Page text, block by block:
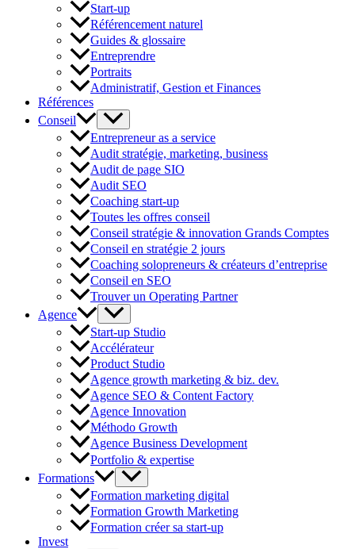
Start-up
Référencement naturel
Guides & glossaire
Entreprendre
Portraits
Administratif, Gestion et Finances
Références
Conseil
Entrepreneur as a service
Audit stratégie, marketing, business
Audit de page SIO
Audit SEO
Coaching start-up
Toutes les offres conseil
Conseil stratégie & innovation Grands Comptes
Conseil en stratégie 2 jours
Coaching solopreneurs & créateurs d’entreprise
Conseil en SEO
Trouver un Operating Partner
Agence
Start-up Studio
Accélérateur
Product Studio
Agence growth marketing & biz. dev.
Agence SEO & Content Factory
Agence Innovation
Méthodo Growth
Agence Business Development
Portfolio & expertise
Formations
Formation marketing digital
Formation Growth Marketing
Formation créer sa start-up
Invest